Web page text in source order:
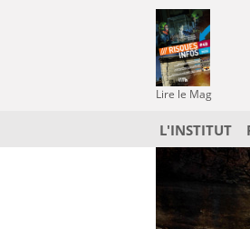
Lire le Mag
L'INSTITUT